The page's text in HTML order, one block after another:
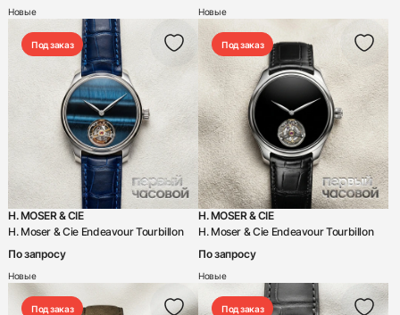
Новые Новые
Под заказ
H. MOSER & CIE
H. Moser & Cie Endeavour Tourbillon
По запросу
Новые
Под заказ
H. MOSER & CIE
H. Moser & Cie Endeavour Tourbillon
По запросу
Новые
Под заказ Под заказ